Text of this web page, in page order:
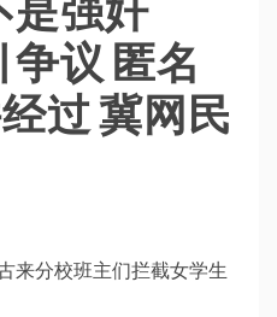
是强奸
争议 匿名
过 冀网民
来分校班主们拦截女学生